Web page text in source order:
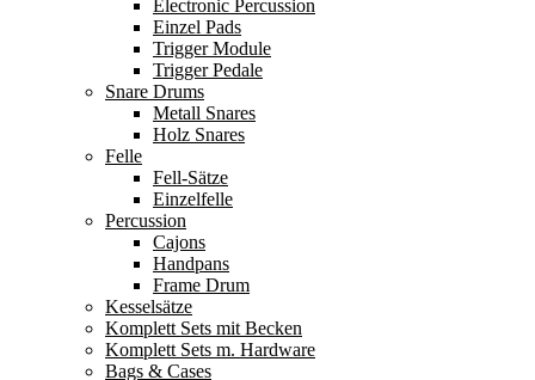
Electronic Percussion
Einzel Pads
Trigger Module
Trigger Pedale
Snare Drums
Metall Snares
Holz Snares
Felle
Fell-Sätze
Einzelfelle
Percussion
Cajons
Handpans
Frame Drum
Kesselsätze
Komplett Sets mit Becken
Komplett Sets m. Hardware
Bags & Cases